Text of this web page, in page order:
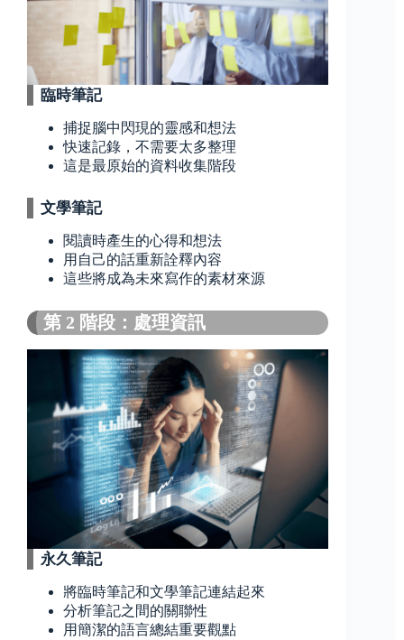
臨時筆記
捕捉腦中閃現的靈感和想法
快速記錄，不需要太多整理
這是最原始的資料收集階段
文學筆記
閱讀時產生的心得和想法
用自己的話重新詮釋內容
這些將成為未來寫作的素材來源
第 2 階段：處理資訊
永久筆記
將臨時筆記和文學筆記連結起來
分析筆記之間的關聯性
用簡潔的語言總結重要觀點